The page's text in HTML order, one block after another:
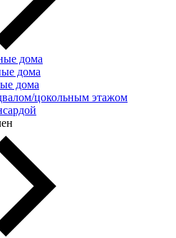
дома
дома
дома
цокольным этажом